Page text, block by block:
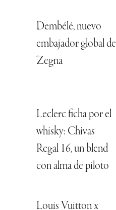
Dembélé, nuevo
embajador global de
Zegna
Leclerc ficha por el
whisky: Chivas
Regal 16, un blend
con alma de piloto
Louis Vuitton x